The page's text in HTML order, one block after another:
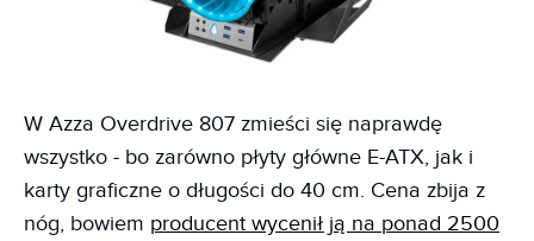
W Azza Overdrive 807 zmieści się naprawdę
wszystko - bo zarówno płyty główne E-ATX, jak i
karty graficzne o długości do 40 cm. Cena zbija z
nóg, bowiem producent wycenił ją na ponad 2500